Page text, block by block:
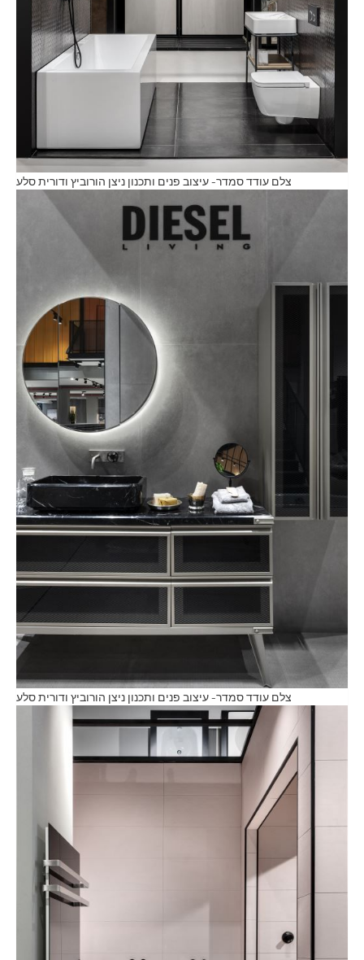
צלם עודד סמדר- עיצוב פנים ותכנון ניצן הורוביץ ודורית סלע
צלם עודד סמדר- עיצוב פנים ותכנון ניצן הורוביץ ודורית סלע